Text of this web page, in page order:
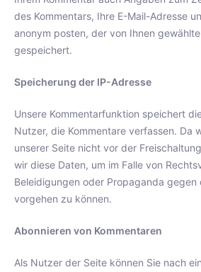
des Kommentars, Ihre E-Mail-Adresse
anonym posten, der von Ihnen
gespeichert.
Speicherung der IP-Adresse
Unsere Kommentarfunktion speichert
Nutzer, die Kommentare verfassen. Da
unserer Seite nicht vor der
wir diese Daten, um im Falle von
Beleidigungen oder Propaganda gegen
vorgehen zu können.
Abonnieren von Kommentaren
Als Nutzer der Seite können Sie nach